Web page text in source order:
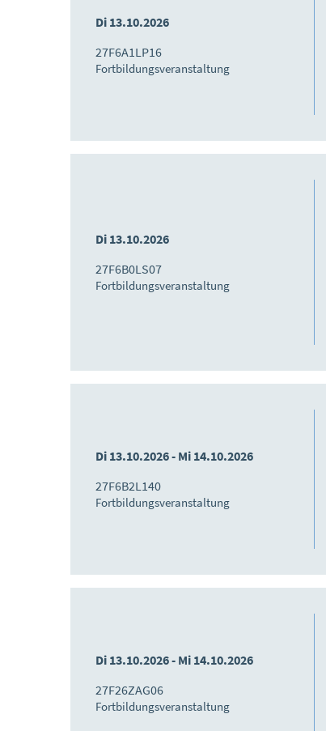
Di 13.10.2026
27F6A1LP16
Fortbildungsveranstaltung
Di 13.10.2026
27F6B0LS07
Fortbildungsveranstaltung
Di 13.10.2026 - Mi 14.10.2026
27F6B2L140
Fortbildungsveranstaltung
Di 13.10.2026 - Mi 14.10.2026
27F26ZAG06
Fortbildungsveranstaltung